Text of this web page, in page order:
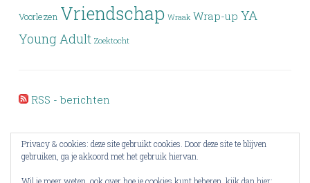
Voorlezen Vriendschap Wraak Wrap-up YA
Young Adult Zoektocht
RSS - berichten
Privacy & cookies: deze site gebruikt cookies. Door deze site te blijven
gebruiken, ga je akkoord met het gebruik hiervan.